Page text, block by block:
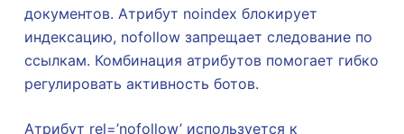
документов. Атрибут noindex блокирует
индексацию, nofollow запрещает следование по
ссылкам. Комбинация атрибутов помогает гибко
регулировать активность ботов.
Атрибут rel=’nofollow’ используется к